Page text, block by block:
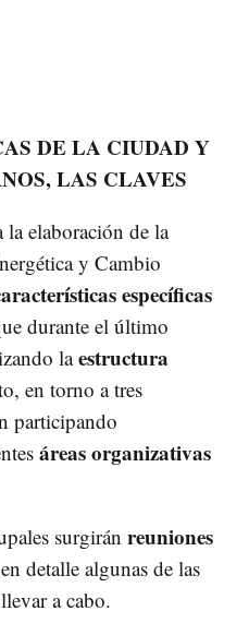
DE LA CIUDAD Y
LAS CLAVES
elaboración de la
y Cambio
específicas
durante el último
laestructura
en torno a tres
participando
áreas organizativas
surgirán reuniones
detalle algunas de las
a cabo.